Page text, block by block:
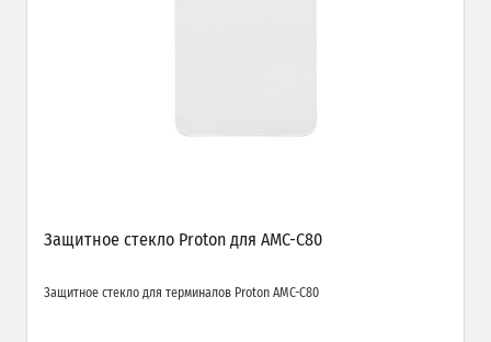
Защитное стекло Proton для AMC-C80
Защитное стекло для терминалов Proton AMC-C80